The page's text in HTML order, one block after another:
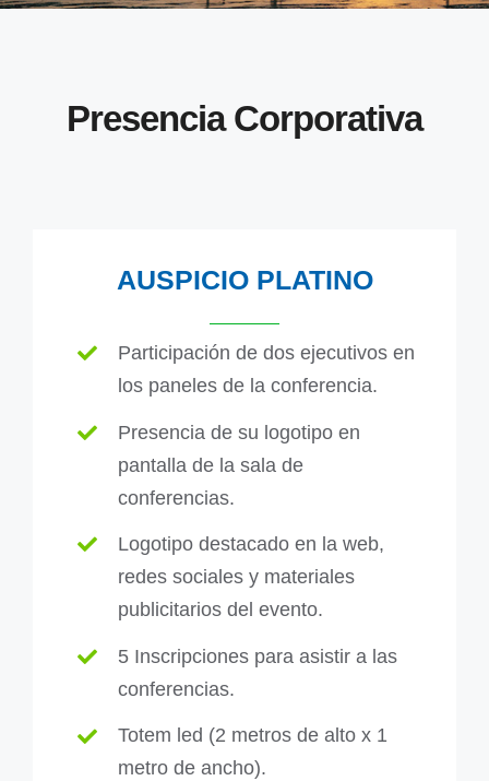
Presencia Corporativa
AUSPICIO PLATINO
Participación de dos ejecutivos en
los paneles de la conferencia.
Presencia de su logotipo en
pantalla de la sala de
conferencias.
Logotipo destacado en la web,
redes sociales y materiales
publicitarios del evento.
5 Inscripciones para asistir a las
conferencias.
Totem led (2 metros de alto x 1
metro de ancho).